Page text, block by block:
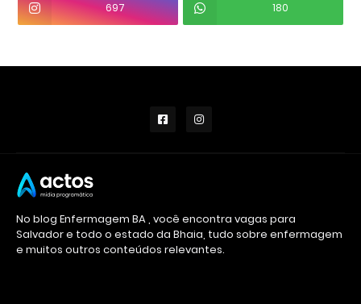
697 180
No blog Enfermagem BA , você encontra vagas para
Salvador e todo o estado da Bhaia, tudo sobre enfermagem
e muitos outros conteúdos relevantes.